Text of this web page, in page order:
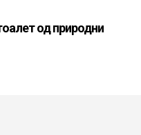
од природни